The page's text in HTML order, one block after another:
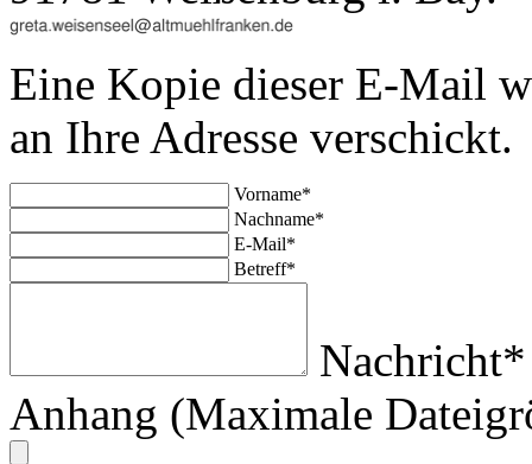
Eine Kopie dieser E-Mail
an Ihre Adresse verschickt.
Vorname*
Nachname*
E-Mail*
Betreff*
Nachricht*
Anhang (Maximale